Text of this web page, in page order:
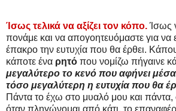
Ίσως τελικά να αξίζει τον κόπο.Ίσως
πονάμε και να απογοητευόμαστε για να
έπακρο την ευτυχία που θα έρθει. Κάπου
κάποτε ένα ρητό που νομίζω πήγαινε
μεγαλύτερο το κενό που αφήνει
τόσο μεγαλύτερη η ευτυχία που θα
Πάντα το έχω στο μυαλό μου και πάντα,
όταν πληγώνομαι από κάτι, το